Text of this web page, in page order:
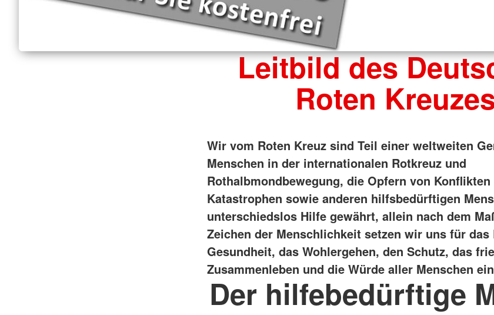
Leitbild des
Roten
Wir vom Roten Kreuz sind Teil einer weltweiten
Menschen in der internationalen Rotkreuz und
Rothalbmondbewegung, die Opfern von Konflikten
Katastrophen sowie anderen hilfsbedürftigen
unterschiedslos Hilfe gewährt, allein nach dem
Zeichen der Menschlichkeit setzen wir uns für das
Gesundheit, das Wohlergehen, den Schutz, das
Zusammenleben und die Würde aller Menschen
Der hilfebedürftige